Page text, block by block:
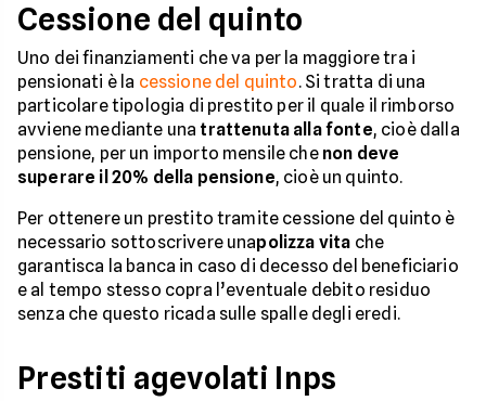
Cessione del quinto
Uno dei finanziamenti che va per la maggiore tra i
pensionati è la cessione del quinto. Si tratta di una
particolare tipologia di prestito per il quale il rimborso
avviene mediante una trattenuta alla fonte, cioè dalla
pensione, per un importo mensile che non deve
superare il 20% della pensione, cioè un quinto.
Per ottenere un prestito tramite cessione del quinto è
necessario sottoscrivere unapolizza vita che
garantisca la banca in caso di decesso del beneficiario
e al tempo stesso copra l’eventuale debito residuo
senza che questo ricada sulle spalle degli eredi.
Prestiti agevolati Inps